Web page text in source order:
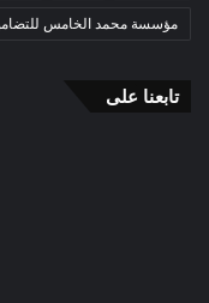
مؤسسة محمد الخامس
تابعنا على